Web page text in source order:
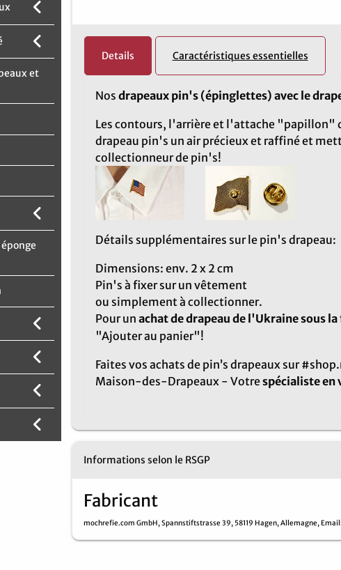
et
Details Caractéristiques essentielles
Nos drapeaux pin's (épinglettes) avec le
Les contours, l'arrière et l'attache "papillon"
drapeau pin's un air précieux et raffiné et
collectionneur de pin's!
Détails supplémentaires sur le pin's drapeau:
Dimensions: env. 2 x 2 cm
Pin's à fixer sur un vêtement
ou simplement à collectionner.
Pour un achat de drapeau de l'Ukraine sous
"Ajouter au panier"!
Faites vos achats de pin’s drapeaux sur
Maison-des-Drapeaux - Votrespécialiste en
Informations selon le RSGP
Fabricant
mochrefie.com GmbH,Spannstiftstrasse 39, 58119 Hagen,Allemagne,Email